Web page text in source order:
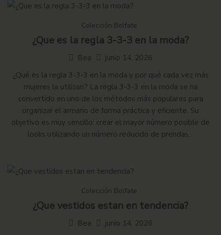
Colección Bolfate
¿Que es la regla 3-3-3 en la moda?
Bea
junio 14, 2026
¿Qué es la regla 3-3-3 en la moda y por qué cada vez más
mujeres la utilizan? La regla 3-3-3 en la moda se ha
convertido en uno de los métodos más populares para
organizar el armario de forma práctica y eficiente. Su
objetivo es muy sencillo: crear el mayor número posible de
looks utilizando un número reducido de prendas…
Colección Bolfate
¿Que vestidos estan en tendencia?
Bea
junio 14, 2026